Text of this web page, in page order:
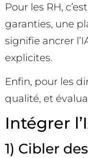
Pour les RH,
garanties, une
signifie ancrer
explicites.
Enfin, pour les
qualité, et
Intégrer
1) Cibler